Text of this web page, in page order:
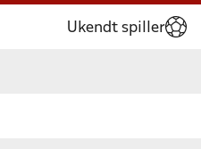
Ukendt spiller